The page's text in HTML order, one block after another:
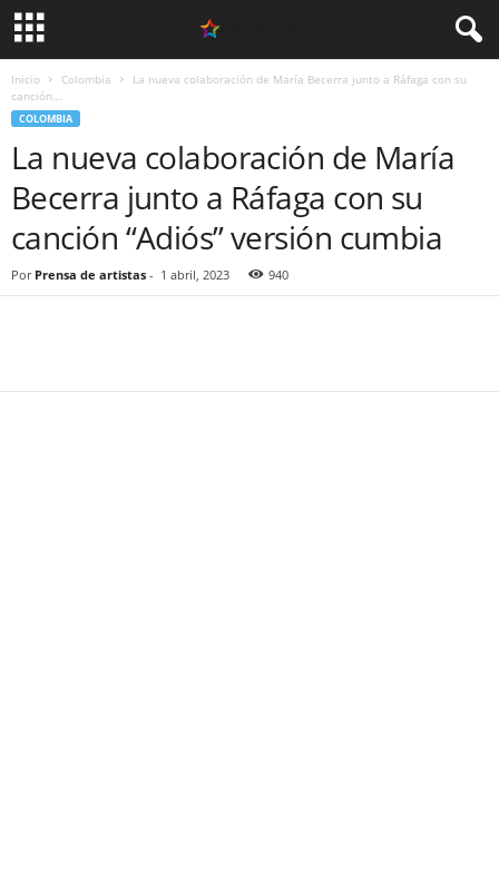
Inicio Colombia
La nueva colaboración de María Becerra junto a Ráfaga con su
canción...
COLOMBIA
La nueva colaboración de María
Becerra junto a Ráfaga con su
canción “Adiós” versión cumbia
Por Prensa de artistas - 1 abril, 2023 940